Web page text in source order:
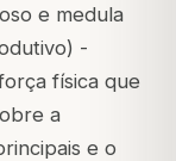
e medula
-
física que
a
e o